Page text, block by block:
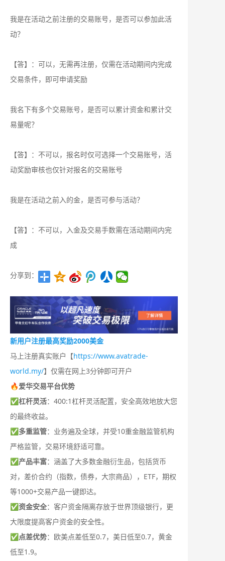
我是在活动之前注册的交易账号，是否可以参加此活
动？
【答】：可以，无需再注册，仅需在活动期间内完成
交易条件，即可申请奖励
我名下有多个交易账号，是否可以累计资金和累计交
易量呢？
【答】：不可以，报名时仅可选择一个交易账号，活
动奖励审核也仅针对报名的交易账号
我是在活动之前入的金，是否可参与活动？
【答】：不可以，入金及交易手数需在活动期间内完
成
分享到：
新用户注册最高奖励2000美金
马上注册真实账户【https://www.avatrade-
world.my/】仅需在网上3分钟即可开户
🔥爱华交易平台优势
✅杠杆灵活：400:1杠杆灵活配置，安全高效地放大您
的最终收益。
✅多重监管：业务遍及全球，并受10重金融监管机构
严格监管，交易环境舒适可靠。
✅产品丰富：涵盖了大多数金融衍生品，包括货币
对，差价合约（指数，债券，大宗商品），ETF，期权
等1000+交易产品一键即达。
✅资金安全：客户资金隔离存放于世界顶级银行，更
大限度提高客户资金的安全性。
✅点差优势：欧美点差低至0.7，美日低至0.7，黄金
低至1.9。